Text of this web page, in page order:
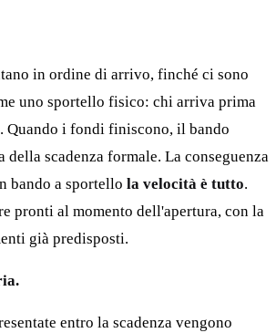
in ordine di arrivo, finché ci sono
uno sportello fisico: chi arriva prima
Quando i fondi finiscono, il bando
della scadenza formale. La conseguenza
bando a sportello la velocità è tutto.
pronti al momento dell'apertura, con la
già predisposti.
entro la scadenza vengono